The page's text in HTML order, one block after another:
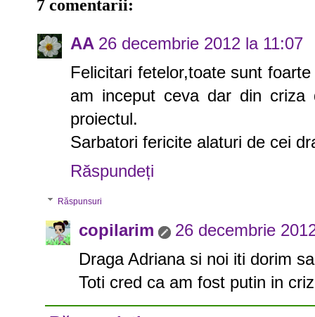
7 comentarii:
AA 26 decembrie 2012 la 11:07
Felicitari fetelor,toate sunt
am inceput ceva dar din
proiectul.
Sarbatori fericite alaturi de cei
Răspundeți
Răspunsuri
copilarim
26 decembrie
Draga Adriana si noi iti dorim
Toti cred ca am fost putin in